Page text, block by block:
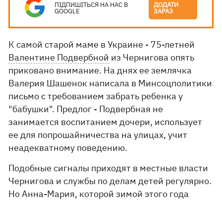
ПІДПИШІТЬСЯ НА НАС В
GOOGLE
ДОДАТИ
ЗАРАЗ
К самой старой маме в Украине - 75-летней
Валентине Подвербной из Чернигова опять
приковано внимание. На днях ее землячка
Валерия Шашенок написала в Минсоцполитики
письмо с требованием забрать ребенка у
"бабушки". Предлог - Подвербная не
занимается воспитанием дочери, использует
ее для попрошайничества на улицах, учит
неадекватному поведению.
Подобные сигналы приходят в местные власти
Чернигова и службы по делам детей регулярно.
Но Анна-Мария, которой зимой этого года